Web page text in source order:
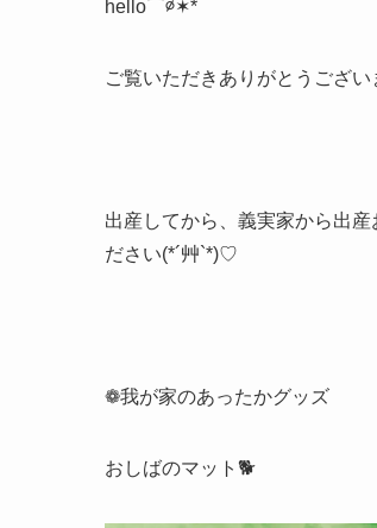
hello⌒∅✶*
ご覧いただきありがとうござ
出産してから、義実家から出
ださい(*´艸`*)♡
❁我が家のあったかグッズ
おしばのマット🐕